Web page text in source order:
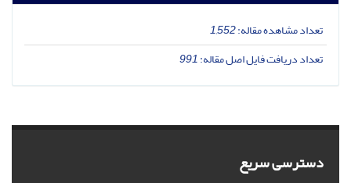
تعداد مشاهده مقاله:1,552
تعداد دریافت فایل اصل مقاله:991
دسترسی سریع